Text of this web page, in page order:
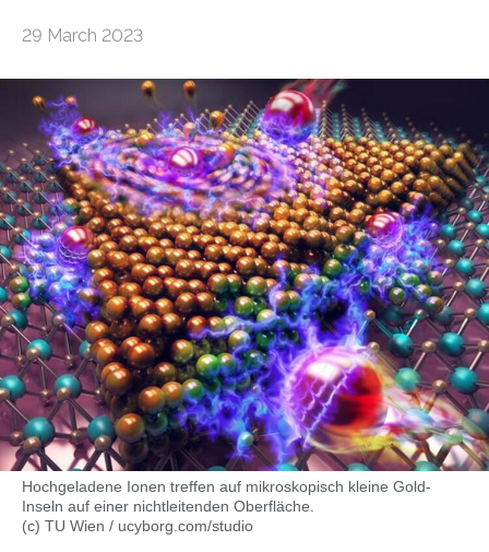
29 March 2023
Hochgeladene Ionen treffen auf mikroskopisch kleine Gold-
Inseln auf einer nichtleitenden Oberfläche.
(c) TU Wien / ucyborg.com/studio